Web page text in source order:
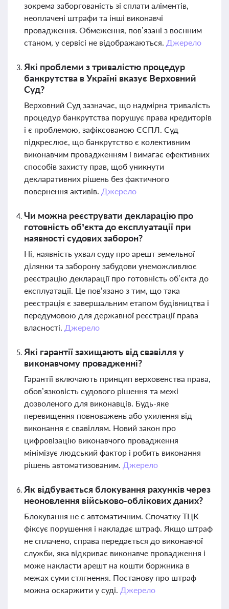
зокрема заборгованість зі сплати аліментів,
неоплачені штрафи та інші виконавчі
провадження. Обмеження, пов’язані з воєнним
станом, у сервісі не відображаються. Джерело
Які проблеми з тривалістю процедур
банкрутства в Україні вказує Верховний
Суд?
Верховний Суд зазначає, що надмірна тривалість
процедур банкрутства порушує права кредиторів
і є проблемою, зафіксованою ЄСПЛ. Суд
підкреслює, що банкрутство є колективним
виконавчим провадженням і вимагає ефективних
способів захисту прав, щоб уникнути
декларативних рішень без фактичного
повернення активів. Джерело
Чи можна реєструвати декларацію про
готовність об’єкта до експлуатації при
наявності судових заборон?
Ні, наявність ухвал суду про арешт земельної
ділянки та заборону забудови унеможливлює
реєстрацію декларації про готовність об’єкта до
експлуатації. Це пов’язано з тим, що така
реєстрація є завершальним етапом будівництва і
передумовою для державної реєстрації права
власності. Джерело
Які гарантії захищають від свавілля у
виконавчому провадженні?
Гарантії включають принцип верховенства права,
обов’язковість судового рішення та межі
дозволеного для виконавців. Будь-яке
перевищення повноважень або ухилення від
виконання є свавіллям. Новий закон про
цифровізацію виконавчого провадження
мінімізує людський фактор і робить виконання
рішень автоматизованим. Джерело
Як відбувається блокування рахунків через
неоновлення військово-облікових даних?
Блокування не є автоматичним. Спочатку ТЦК
фіксує порушення і накладає штраф. Якщо штраф
не сплачено, справа передається до виконавчої
служби, яка відкриває виконавче провадження і
може накласти арешт на кошти боржника в
межах суми стягнення. Постанову про штраф
можна оскаржити у суді. Джерело